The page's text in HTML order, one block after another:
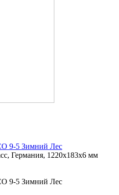
9-5 Зимний Лес
Германия, 1220x183x6 мм
9-5 Зимний Лес